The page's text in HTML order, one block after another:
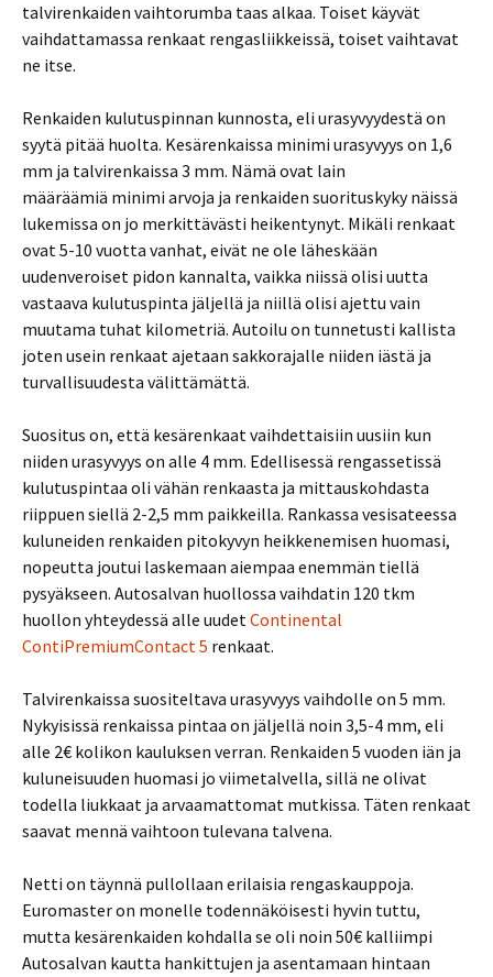
talvirenkaiden vaihtorumba taas alkaa. Toiset käyvät
vaihdattamassa renkaat rengasliikkeissä, toiset vaihtavat
ne itse.
Renkaiden kulutuspinnan kunnosta, eli urasyvyydestä on
syytä pitää huolta. Kesärenkaissa minimi urasyvyys on 1,6
mm ja talvirenkaissa 3 mm. Nämä ovat lain
määräämiä minimi arvoja ja renkaiden suorituskyky näissä
lukemissa on jo merkittävästi heikentynyt. Mikäli renkaat
ovat 5-10 vuotta vanhat, eivät ne ole läheskään
uudenveroiset pidon kannalta, vaikka niissä olisi uutta
vastaava kulutuspinta jäljellä ja niillä olisi ajettu vain
muutama tuhat kilometriä. Autoilu on tunnetusti kallista
joten usein renkaat ajetaan sakkorajalle niiden iästä ja
turvallisuudesta välittämättä.
Suositus on, että kesärenkaat vaihdettaisiin uusiin kun
niiden urasyvyys on alle 4 mm. Edellisessä rengassetissä
kulutuspintaa oli vähän renkaasta ja mittauskohdasta
riippuen siellä 2-2,5 mm paikkeilla. Rankassa vesisateessa
kuluneiden renkaiden pitokyvyn heikkenemisen huomasi,
nopeutta joutui laskemaan aiempaa enemmän tiellä
pysyäkseen. Autosalvan huollossa vaihdatin 120 tkm
huollon yhteydessä alle uudetContinental
ContiPremiumContact 5 renkaat.
Talvirenkaissa suositeltava urasyvyys vaihdolle on 5 mm.
Nykyisissä renkaissa pintaa on jäljellä noin 3,5-4 mm, eli
alle 2€ kolikon kauluksen verran. Renkaiden 5 vuoden iän ja
kuluneisuuden huomasi jo viimetalvella, sillä ne olivat
todella liukkaat ja arvaamattomat mutkissa. Täten renkaat
saavat mennä vaihtoon tulevana talvena.
Netti on täynnä pullollaan erilaisia rengaskauppoja.
Euromaster on monelle todennäköisesti hyvin tuttu,
mutta kesärenkaiden kohdalla se oli noin 50€ kalliimpi
Autosalvan kautta hankittujen ja asentamaan hintaan